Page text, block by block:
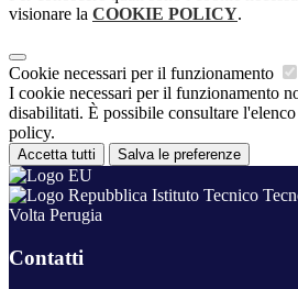
visionare la COOKIE POLICY.
Cookie necessari per il funzionamento
I cookie necessari per il funzionamento
disabilitati. È possibile consultare
policy.
Accetta tutti Salva le preferenze
Istituto Tecnico
Volta Perugia
Contatti